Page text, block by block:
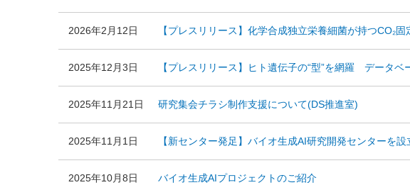
2026年2月12日 【プレスリリース】化学合成独立栄養細菌が持つCO₂
2025年12月3日 【プレスリリース】ヒト遺伝子の“型”を網羅 データベ
2025年11月21日 研究集会チラシ制作支援について(DS推進室)
2025年11月1日 【新センター発足】バイオ生成AI研究開発センターを設
2025年10月8日 バイオ生成AIプロジェクトのご紹介